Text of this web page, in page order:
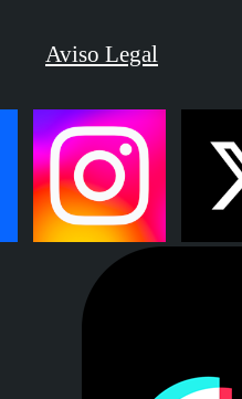
Aviso Legal